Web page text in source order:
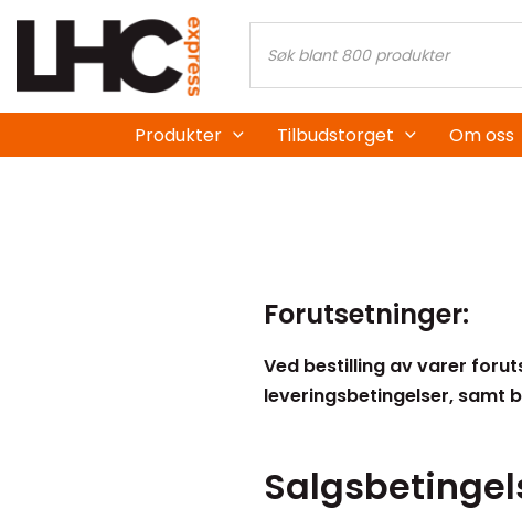
Skip
content
Products
search
Produkter Tilbudstorget Om oss
Forutsetninger:
Ved bestilling av varer
leveringsbetingelser, samt